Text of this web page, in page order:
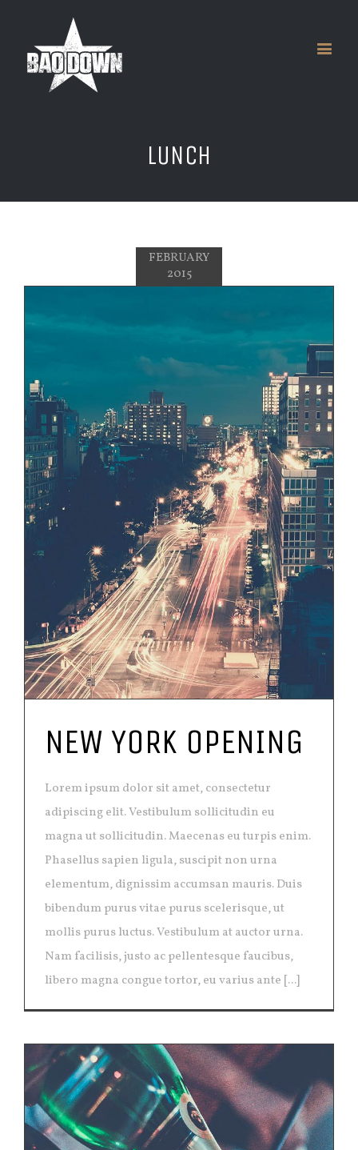
LUNCH
FEBRUARY
2015
NEW YORK OPENING
Lorem ipsum dolor sit amet, consectetur
adipiscing elit. Vestibulum sollicitudin eu
magna ut sollicitudin. Maecenas eu turpis enim.
Phasellus sapien ligula, suscipit non urna
elementum, dignissim accumsan mauris. Duis
bibendum purus vitae purus scelerisque, ut
mollis purus luctus. Vestibulum at auctor urna.
Nam facilisis, justo ac pellentesque faucibus,
libero magna congue tortor, eu varius ante [...]